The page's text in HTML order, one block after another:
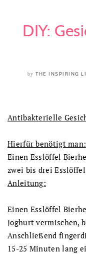
DIY:
by THE INSPIRING
Antibakterielle
Hierfür benötigt man:
Einen Esslöffel
zwei bis drei
Anleitung:
Einen Esslöffel
Joghurt vermischen,
Anschließend
15-25 Minuten lang